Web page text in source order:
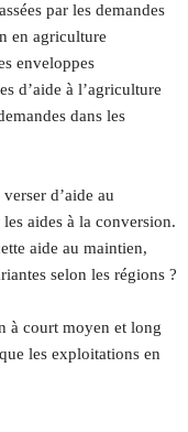
par les demandes
en agriculture
enveloppes
d’aide à l’agriculture
dans les
d’aide au
aides à la conversion.
aide au maintien,
selon les régions ?
à court moyen et long
les exploitations en